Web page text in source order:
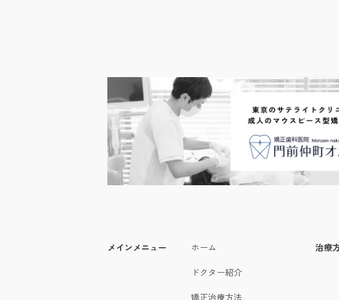
メインメニュー ホーム
ドクター紹介
矯正治療方法
治療